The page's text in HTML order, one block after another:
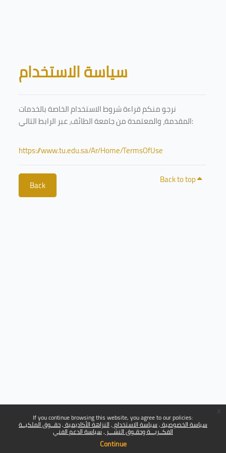
If you continue browsing this website, you agree to our policies:
سياسة الخصوصية سياسة الاستخدام النزاهة الأكاديمية حقــوق الملكيــة
الفكــريـــة وحقـوق النشـــر سياسة الدعم الفني
Continue
Blocks
سياسة الاستخدام
نرجو منكم قراءة شروط الاستخدام الخاصة بالخدمات
المقدمة، والمعتمدة من جامعة الطائف، عبر الرابط التالي:
https://www.tu.edu.sa/Ar/Home/TermsOfUse
Back Back to top